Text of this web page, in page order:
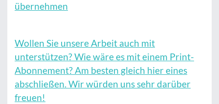
übernehmen
Wollen Sie unsere Arbeit auch mit
unterstützen? Wie wäre es mit einem Print-
Abonnement? Am besten gleich hier eines
abschließen. Wir würden uns sehr darüber
freuen!